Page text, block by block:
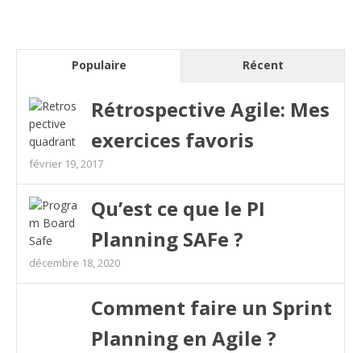
Populaire Récent
Rétrospective Agile: Mes
exercices favoris
février 19, 2017
Qu’est ce que le PI
Planning SAFe ?
décembre 18, 2020
Comment faire un Sprint
Planning en Agile ?